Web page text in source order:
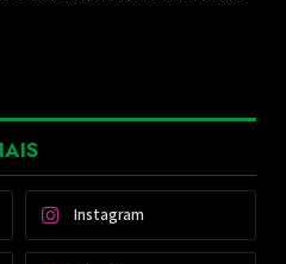
Instagram